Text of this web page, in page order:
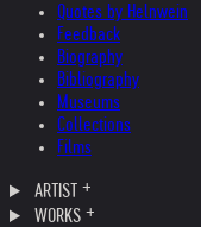
Quotes by Helnwein
Feedback
Biography
Bibliography
Museums
Collections
Films
ARTIST
WORKS